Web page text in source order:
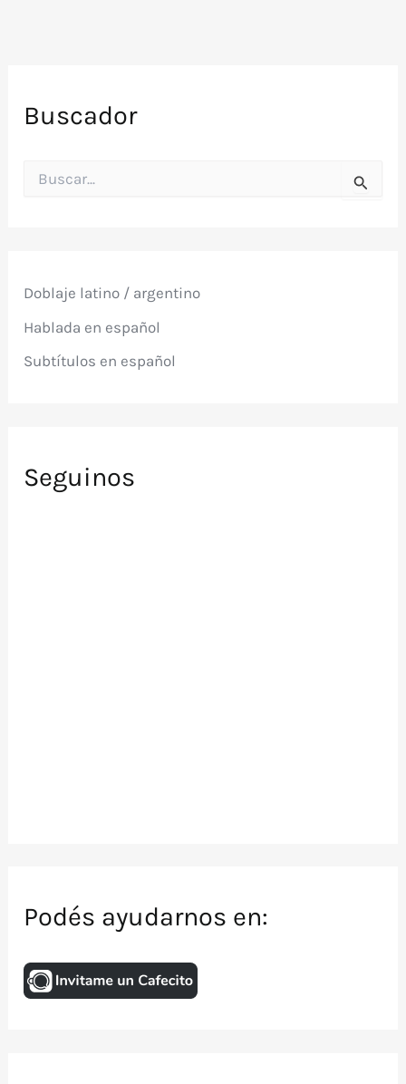
Buscador
o
:
Doblaje latino / argentino
Hablada en español
Subtítulos en español
Seguinos
Podés ayudarnos en: